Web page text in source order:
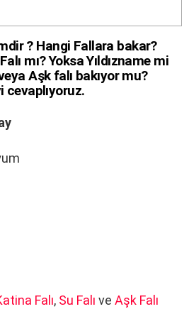
? Hangi Fallara bakar?
mı? Yoksa Yıldızname mi
Aşk falı bakıyor mu?
cevaplıyoruz.
Falı, Su Falı ve Aşk Falı